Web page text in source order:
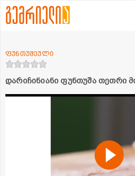
დარიჩინიანი ფუნთუშა თეთრი
ფუნთუშეული